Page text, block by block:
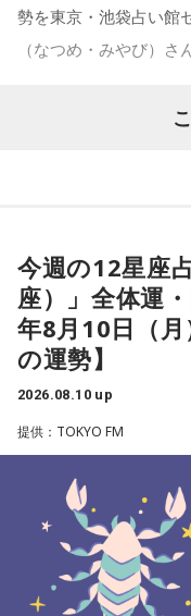
勢を東京・池袋占い館
（なつめ・みやび）さ
グ。深い集中力で、本
す。たくさん学べたも
のか、という所まで
★ワンポイントアドバ
家族や周りの人の調整
方向へ導いてあげると◎
■監修者プロフィール
東京・池袋占い館セレ
今週の12星座
座）」全体運
年8月10日（
の運勢】
2026.08.10 up
提供：TOKYO FM